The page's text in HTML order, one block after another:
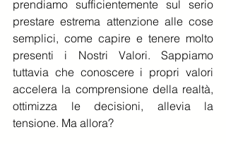
prendiamo sufficientemente sul serio
prestare estrema attenzione alle cose
semplici, come capire e tenere molto
presenti i Nostri Valori. Sappiamo
tuttavia che conoscere i propri valori
accelera la comprensione della realtà,
ottimizza le decisioni, allevia la
tensione. Ma allora?